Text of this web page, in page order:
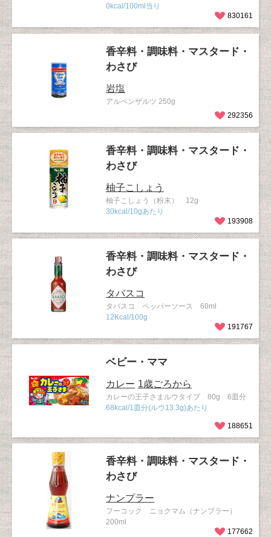
0kcal/100ml当り
830161
香辛料・調味料・マスタード・
わさび
岩塩
アルペンザルツ 250g
292356
香辛料・調味料・マスタード・
わさび
柚子こしょう
柚子こしょう（粉末） 12g
30kcal/10gあたり
193908
香辛料・調味料・マスタード・
わさび
タバスコ
タバスコ ペッパーソース 60ml
12Kcal/100g
191767
ベビー・ママ
カレー 1歳ごろから
カレーの王子さまルウタイプ 80g 6皿分
68kcal/1皿分(ルウ13.3g)あたり
188651
香辛料・調味料・マスタード・
わさび
ナンプラー
フーコック ニョクマム（ナンプラー）
200ml
177662